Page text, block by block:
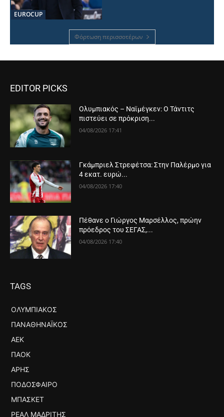
EUROCUP
Φόρτωση περισσοτέρων
EDITOR PICKS
Ολυμπιακός – Ναϊμέγκεν: Ο Τάντιτς
πιστεύει σε πρόκριση...
04/08/2026 17:41
Γκάμπριελ Στρεφέτσα: Στην Παλέρμο για
4 εκατ. ευρώ...
04/08/2026 17:40
Πέθανε ο Γιώργος Μαρσέλλος, πρώην
πρόεδρος του ΣΕΓΑΣ,...
04/08/2026 17:40
TAGS
ΟΛΥΜΠΙΑΚΌΣ
ΠΑΝΑΘΗΝΑΪΚΌΣ
ΑΕΚ
ΠΑΟΚ
ΆΡΗΣ
ΠΟΔΌΣΦΑΙΡΟ
ΜΠΆΣΚΕΤ
ΡΕΆΛ ΜΑΔΡΊΤΗΣ